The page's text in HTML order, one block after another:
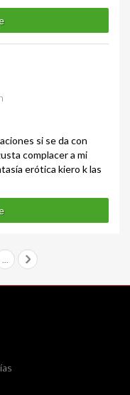
si se da con
complacer a mi
erótica kiero k las